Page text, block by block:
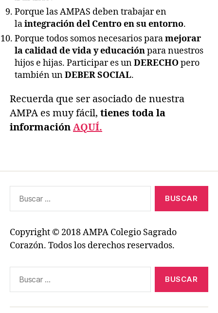
Porque las AMPAS deben trabajar en
laintegración del Centro en su entorno.
Porque todos somos necesarios paramejorar
la calidad de vida y educaciónpara nuestros
hijos e hijas. Participar es unDERECHOpero
también unDEBER SOCIAL.
Recuerda que ser asociado de nuestra
AMPA es muy fácil, tienes toda la
información AQUÍ.
Copyright © 2018 AMPA Colegio Sagrado
Corazón. Todos los derechos reservados.